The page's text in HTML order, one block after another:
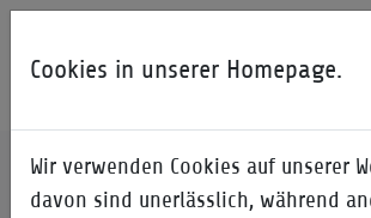
Home i-Qpedia Detail zum Begriff
Cookies in unserer Homepage.
Wir verwenden Cookies auf unserer
davon sind unerlässlich, während